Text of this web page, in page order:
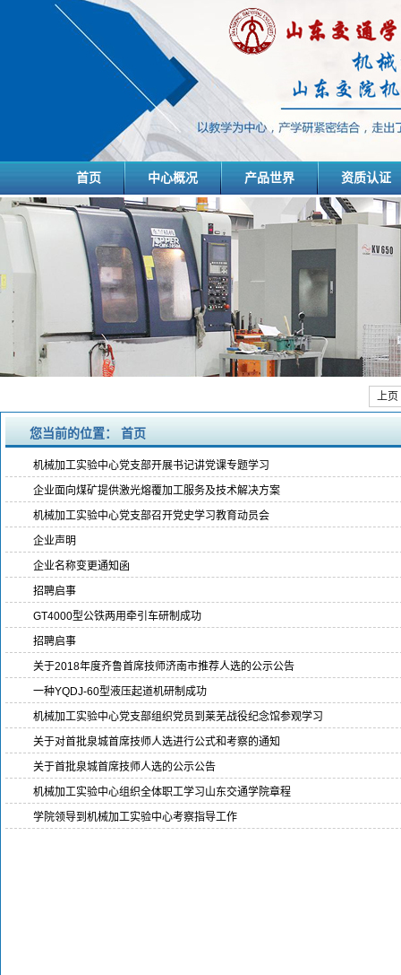
首页 中心概况 产品世界 资质认证
上页
您当前的位置： 首页
机械加工实验中心党支部开展书记讲党课专题学习
企业面向煤矿提供激光熔覆加工服务及技术解决方案
机械加工实验中心党支部召开党史学习教育动员会
企业声明
企业名称变更通知函
招聘启事
GT4000型公铁两用牵引车研制成功
招聘启事
关于2018年度齐鲁首席技师济南市推荐人选的公示公告
一种YQDJ-60型液压起道机研制成功
机械加工实验中心党支部组织党员到莱芜战役纪念馆参观学习
关于对首批泉城首席技师人选进行公式和考察的通知
关于首批泉城首席技师人选的公示公告
机械加工实验中心组织全体职工学习山东交通学院章程
学院领导到机械加工实验中心考察指导工作